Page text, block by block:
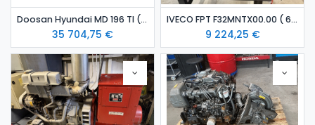
Doosan Hyundai MD 196 TI ( 320 hp ) meridieselmoottori
35 704,75 €
IVECO FPT F32MNTX00.00 ( 65 kW) dieselmoottori
9 224,25 €